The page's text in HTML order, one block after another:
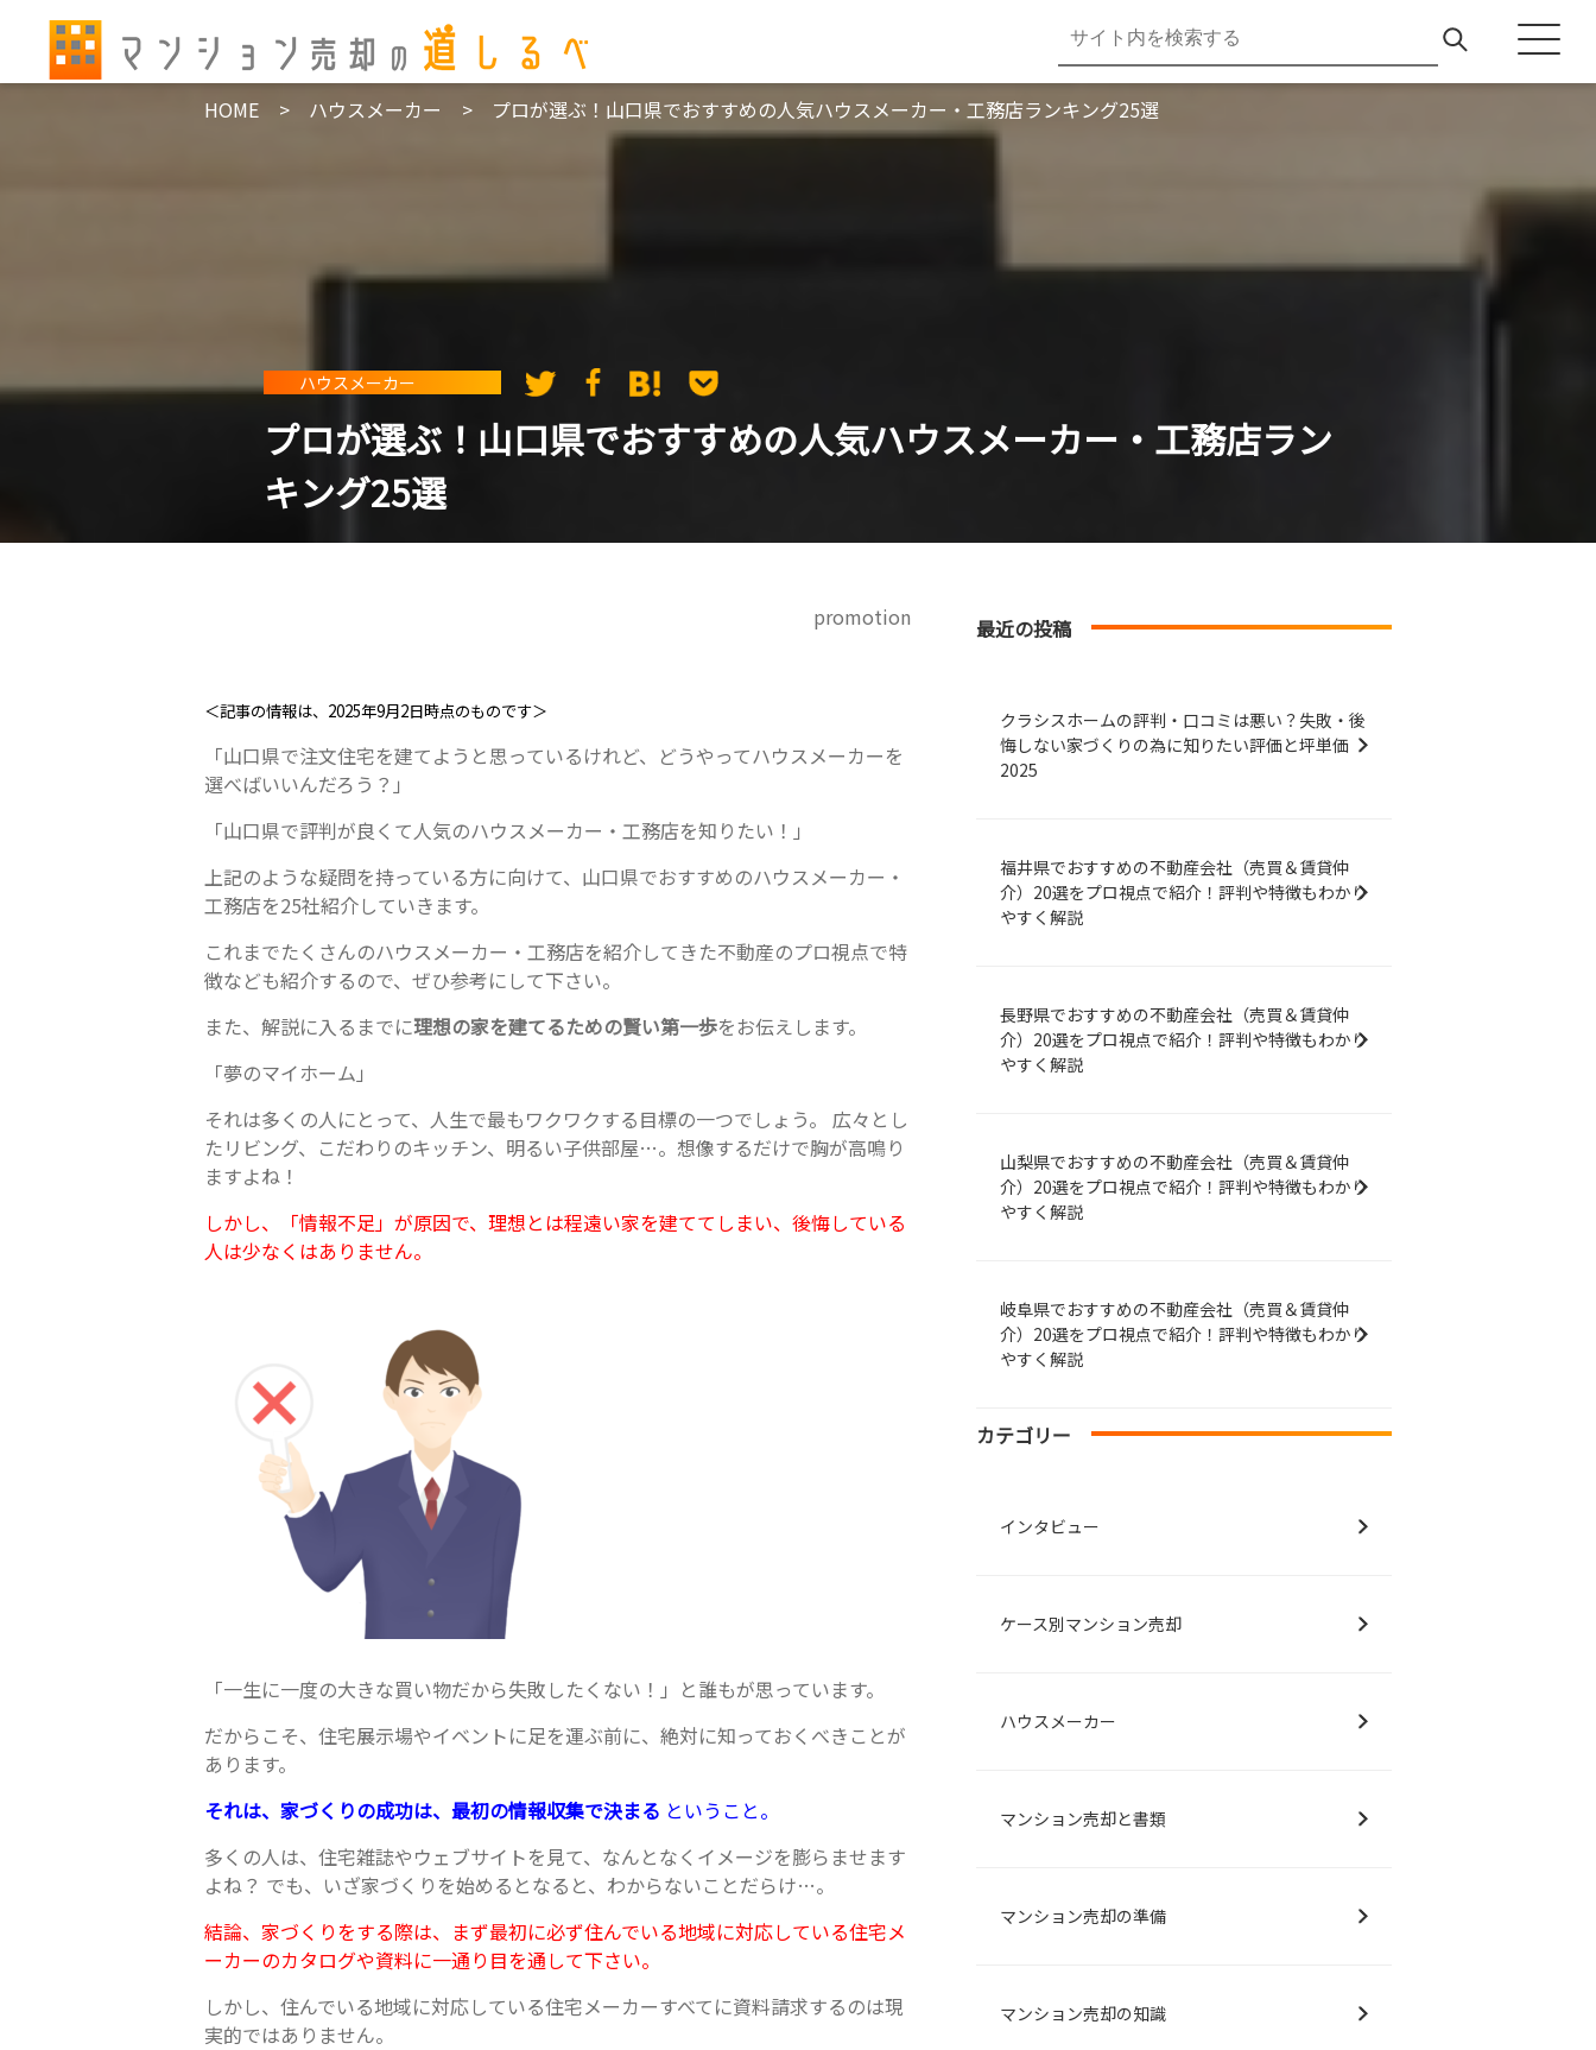
HOME ハウスメーカー プロが選ぶ！山口県でおすすめの人気ハウスメーカー・工務店ランキング25選
ハウスメーカー
プロが選ぶ！山口県でおすすめの人気ハウスメーカー・工務店ラン
キング25選
promotion
＜記事の情報は、2025年9月2日時点のものです＞
「山口県で注文住宅を建てようと思っているけれど、どうやってハウスメーカーを
選べばいいんだろう？」
「山口県で評判が良くて人気のハウスメーカー・工務店を知りたい！」
上記のような疑問を持っている方に向けて、山口県でおすすめのハウスメーカー・
工務店を25社紹介していきます。
これまでたくさんのハウスメーカー・工務店を紹介してきた不動産のプロ視点で特
徴なども紹介するので、ぜひ参考にして下さい。
また、解説に入るまでに理想の家を建てるための賢い第一歩をお伝えします。
「夢のマイホーム」
それは多くの人にとって、人生で最もワクワクする目標の一つでしょう。 広々とし
たリビング、こだわりのキッチン、明るい子供部屋…。想像するだけで胸が高鳴り
ますよね！
しかし、「情報不足」が原因で、理想とは程遠い家を建ててしまい、後悔している
人は少なくはありません。
「一生に一度の大きな買い物だから失敗したくない！」と誰もが思っています。
だからこそ、住宅展示場やイベントに足を運ぶ前に、絶対に知っておくべきことが
あります。
それは、家づくりの成功は、最初の情報収集で決まる ということ。
多くの人は、住宅雑誌やウェブサイトを見て、なんとなくイメージを膨らませます
よね？ でも、いざ家づくりを始めるとなると、わからないことだらけ…。
結論、家づくりをする際は、まず最初に必ず住んでいる地域に対応している住宅メ
ーカーのカタログや資料に一通り目を通して下さい。
しかし、住んでいる地域に対応している住宅メーカーすべてに資料請求するのは現
実的ではありません。
最近の投稿
クラシスホームの評判・口コミは悪い？失敗・後
悔しない家づくりの為に知りたい評価と坪単価
2025
福井県でおすすめの不動産会社（売買＆賃貸仲
介）20選をプロ視点で紹介！評判や特徴もわかり
やすく解説
長野県でおすすめの不動産会社（売買＆賃貸仲
介）20選をプロ視点で紹介！評判や特徴もわかり
やすく解説
山梨県でおすすめの不動産会社（売買＆賃貸仲
介）20選をプロ視点で紹介！評判や特徴もわかり
やすく解説
岐阜県でおすすめの不動産会社（売買＆賃貸仲
介）20選をプロ視点で紹介！評判や特徴もわかり
やすく解説
カテゴリー
インタビュー
ケース別マンション売却
ハウスメーカー
マンション売却と書類
マンション売却の準備
マンション売却の知識